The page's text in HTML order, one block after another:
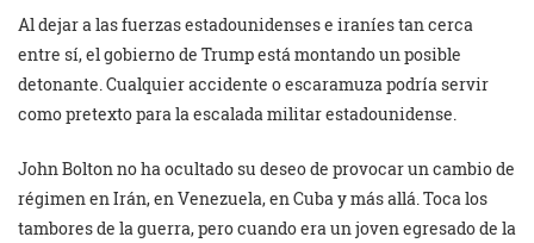
Al dejar a las fuerzas estadounidenses e iraníes tan cerca
entre sí, el gobierno de Trump está montando un posible
detonante. Cualquier accidente o escaramuza podría servir
como pretexto para la escalada militar estadounidense.
John Bolton no ha ocultado su deseo de provocar un cambio de
régimen en Irán, en Venezuela, en Cuba y más allá. Toca los
tambores de la guerra, pero cuando era un joven egresado de la